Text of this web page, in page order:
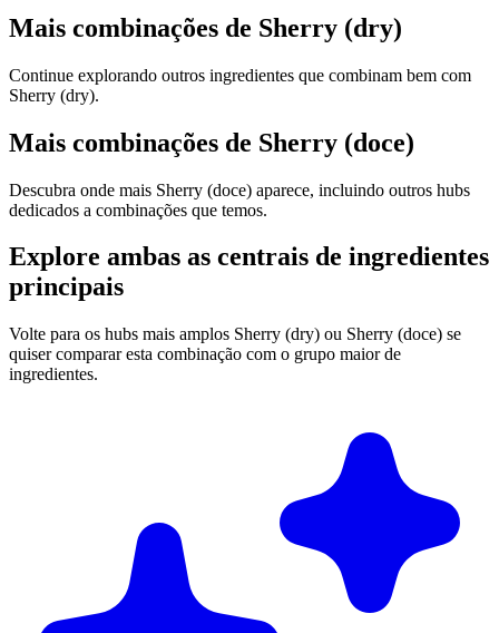
Mais combinações de Sherry (dry)
Continue explorando outros ingredientes que combinam bem com
Sherry (dry).
Mais combinações de Sherry (doce)
Descubra onde mais Sherry (doce) aparece, incluindo outros hubs
dedicados a combinações que temos.
Explore ambas as centrais de ingredientes
principais
Volte para os hubs mais amplos Sherry (dry) ou Sherry (doce) se
quiser comparar esta combinação com o grupo maior de
ingredientes.